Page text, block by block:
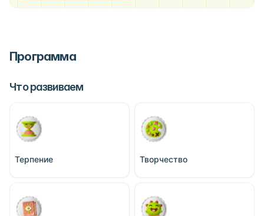
Программа
Что развиваем
Терпение Творчество